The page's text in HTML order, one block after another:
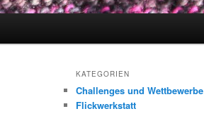
KATEGORIEN
Challenges und Wettbewerbe
Flickwerkstatt